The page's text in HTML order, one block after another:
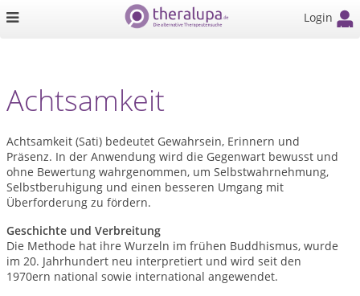
Login
Achtsamkeit
Achtsamkeit (Sati) bedeutet Gewahrsein, Erinnern und
Präsenz. In der Anwendung wird die Gegenwart bewusst und
ohne Bewertung wahrgenommen, um Selbstwahrnehmung,
Selbstberuhigung und einen besseren Umgang mit
Überforderung zu fördern.
Geschichte und Verbreitung
Die Methode hat ihre Wurzeln im frühen Buddhismus, wurde
im 20. Jahrhundert neu interpretiert und wird seit den
1970ern national sowie international angewendet.